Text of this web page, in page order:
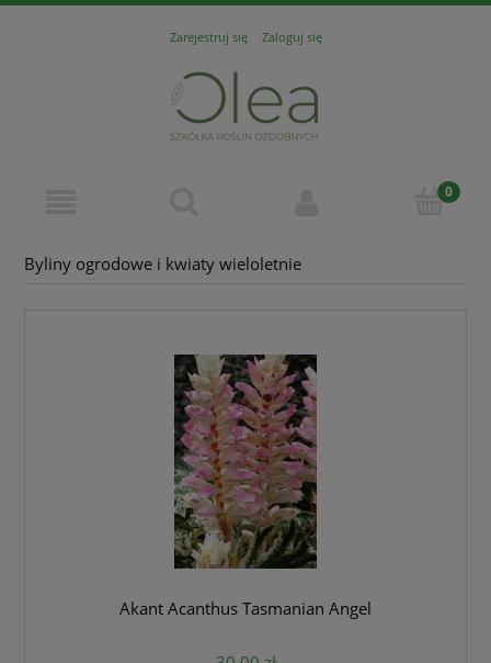
Zarejestruj się Zaloguj się
Byliny ogrodowe i kwiaty wieloletnie
Akant Acanthus Tasmanian Angel